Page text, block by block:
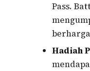
Pass.
Hadiah